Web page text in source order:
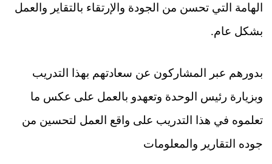
الهامة التي تحسن من الجودة والإرتقاء بالتقاير والعمل
بشكل عام.
بدورهم عبر المشاركون عن سعادتهم بهذا التدريب
وبزيارة رئيس الوحدة وتعهدو بالعمل على عكس ما
تعلموه في هذا التدريب على واقع العمل لتحسين من
جوده التقارير والمعلومات